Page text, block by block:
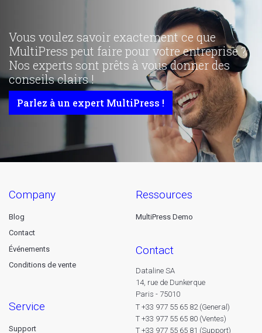
Vous voulez savoir exactement ce que
MultiPress peut faire pour votre entreprise ?
Nos experts sont prêts à vous donner des
conseils clairs !
Parlez à un expert MultiPress !
company
Blog
Contact
Événements
Conditions de vente
service
Support
ressources
MultiPress Demo
contact
Dataline SA
14, rue de Dunkerque
Paris - 75010
T +33 977 55 65 82 (General)
T +33 977 55 65 80 (Ventes)
T +33 977 55 65 81 (Support)